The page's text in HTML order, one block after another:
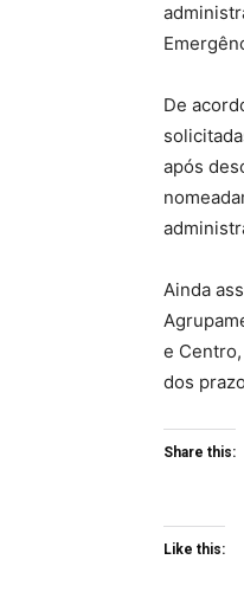
De
após
Ainda
e
dos
Share this:
Like this: